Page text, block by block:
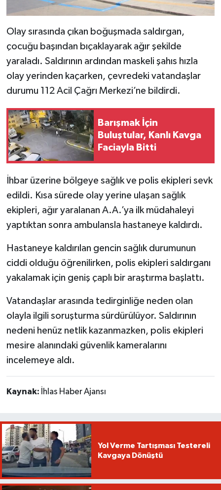
Olay sırasında çıkan boğuşmada saldırgan,
çocuğu başından bıçaklayarak ağır şekilde
yaraladı. Saldırının ardından maskeli şahıs hızla
olay yerinden kaçarken, çevredeki vatandaşlar
durumu 112 Acil Çağrı Merkezi’ne bildirdi.
Barışmak İçin
Buluştular, Kanlı Kavga
Faciayla Bitti
İhbar üzerine bölgeye sağlık ve polis ekipleri sevk
edildi. Kısa sürede olay yerine ulaşan sağlık
ekipleri, ağır yaralanan A.A.’ya ilk müdahaleyi
yaptıktan sonra ambulansla hastaneye kaldırdı.
Hastaneye kaldırılan gencin sağlık durumunun
ciddi olduğu öğrenilirken, polis ekipleri saldırganı
yakalamak için geniş çaplı bir araştırma başlattı.
Vatandaşlar arasında tedirginliğe neden olan
olayla ilgili soruşturma sürdürülüyor. Saldırının
nedeni henüz netlik kazanmazken, polis ekipleri
mesire alanındaki güvenlik kameralarını
incelemeye aldı.
Kaynak: İhlas Haber Ajansı
Yol Verme Tartışması Testereli
Kavgaya Dönüştü